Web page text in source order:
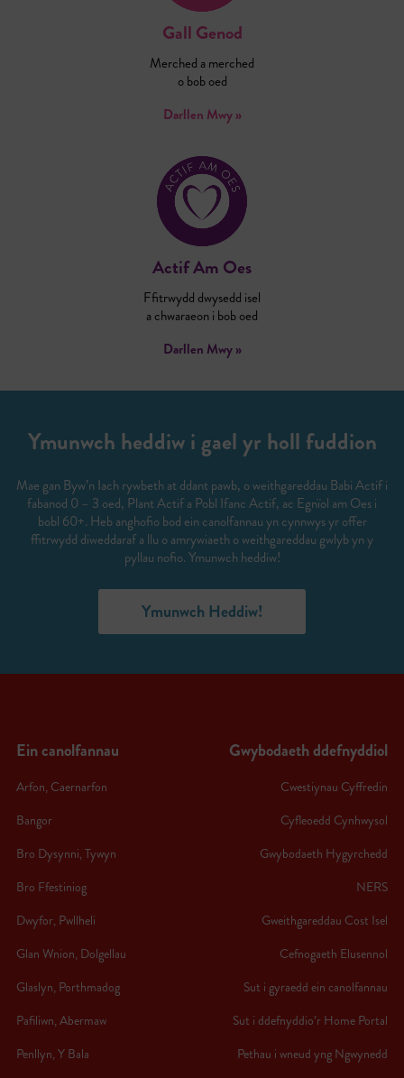
Gall Genod
Merched a merched
o bob oed
Darllen Mwy »
Actif Am Oes
Ffitrwydd dwysedd isel
a chwaraeon i bob oed
Darllen Mwy »
Ymunwch heddiw i gael yr holl fuddion
Mae gan Byw’n Iach rywbeth at ddant pawb, o weithgareddau Babi Actif i
fabanod 0 – 3 oed, Plant Actif a Pobl Ifanc Actif, ac Egnïol am Oes i
bobl 60+. Heb anghofio bod ein canolfannau yn cynnwys yr offer
ffitrwydd diweddaraf a llu o amrywiaeth o weithgareddau gwlyb yn y
pyllau nofio. Ymunwch heddiw!
Ymunwch Heddiw!
Ein canolfannau
Arfon, Caernarfon
Bangor
Bro Dysynni, Tywyn
Bro Ffestiniog
Dwyfor, Pwllheli
Glan Wnion, Dolgellau
Glaslyn, Porthmadog
Pafiliwn, Abermaw
Penllyn, Y Bala
Gwybodaeth ddefnyddiol
Cwestiynau Cyffredin
Cyfleoedd Cynhwysol
Gwybodaeth Hygyrchedd
NERS
Gweithgareddau Cost Isel
Cefnogaeth Elusennol
Sut i gyraedd ein canolfannau
Sut i ddefnyddio’r Home Portal
Pethau i wneud yng Ngwynedd